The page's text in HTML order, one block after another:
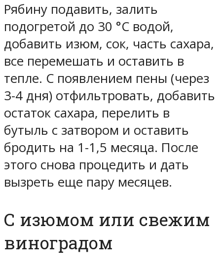
Рябину подавить, залить
подогретой до 30 °C водой,
добавить изюм, сок, часть сахара,
все перемешать и оставить в
тепле. С появлением пены (через
3-4 дня) отфильтровать, добавить
остаток сахара, перелить в
бутыль с затвором и оставить
бродить на 1-1,5 месяца. После
этого снова процедить и дать
вызреть еще пару месяцев.
С изюмом или свежим
виноградом